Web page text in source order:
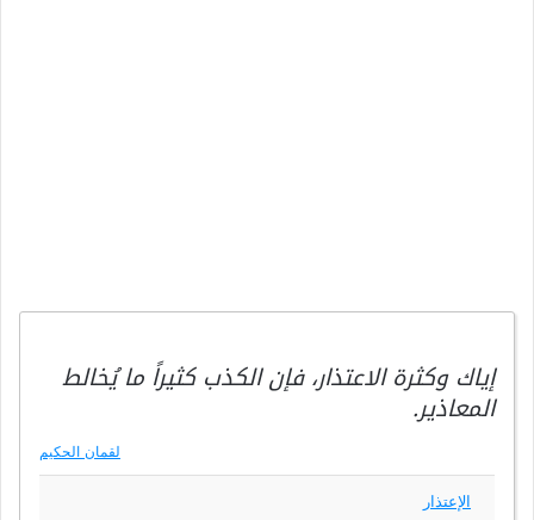
إياك وكثرة الاعتذار، فإن الكذب كثيراً ما يُخالط
المعاذير.
لقمان الحكيم
الإعتذار